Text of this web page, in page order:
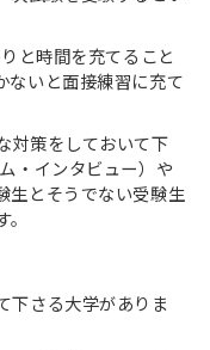
と時間を充てること
ないと面接練習に充て
対策をしておいて下
・インタビュー）や
生とそうでない受験生
下さる大学がありま